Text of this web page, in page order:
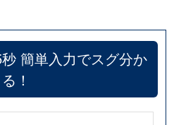
簡単入力でスグ分か
る！